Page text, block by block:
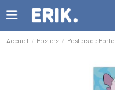
Accueil Posters Posters de Porte